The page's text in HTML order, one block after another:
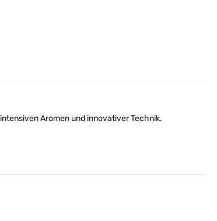
Aromen und innovativer Technik.